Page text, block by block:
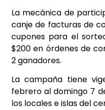
La mecánica de
canje de facturas de
cupones para el
$200 en órdenes de
2 ganadores.
La campaña tiene
febrero al domingo 7
los locales e islas del